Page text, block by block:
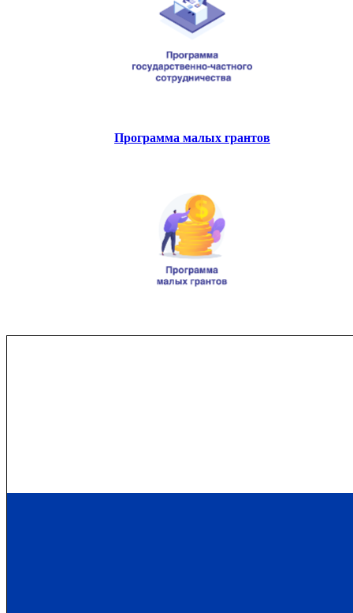
Программа малых грантов